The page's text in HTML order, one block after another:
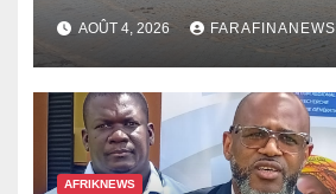
dépenses publiques
AOÛT 4, 2026 FARAFINANEWS
AFRIKNEWS